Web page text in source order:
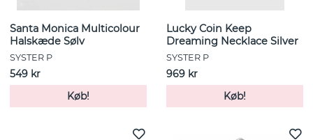
Santa Monica Multicolour
Halskæde Sølv
SYSTER P
549 kr
Køb!
Lucky Coin Keep
Dreaming Necklace Silver
SYSTER P
969 kr
Køb!